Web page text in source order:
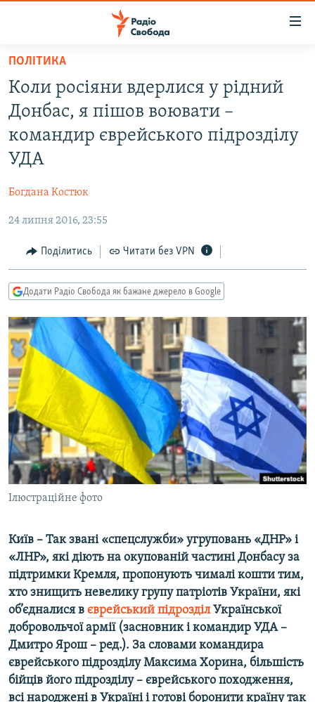
Перейти
основного
матеріалу
до
основної
Перейти
до
ВСЕ ЗА ДОБУ
ПОЛІТИКА
КУЛЬТУРА
СПОРТ
СВІТ
ВІЙНА
ДОНБАС.РЕАЛІЇ
КРИМ.РЕАЛІЇ
ТИ ЯК?
КИТАЙ.ВИКЛИКИ
МУЛЬТИМЕДІА
ФОТО
СПЕЦПРОЄКТИ
ПОДКАСТИ
КРИМ РЕАЛІЇ
РУС
УКР
Усі сайти RFE/RL
ПОЛІТИКА
Коли росіяни вдерлися у рідний
Донбас, я пішов воювати –
командир єврейського підрозділу
УДА
Богдана Костюк
24 липня 2016, 23:55
Поділитись Читати без VPN
Додати Радіо Свобода як бажане джерело в Google
Ілюстраційне фото
Київ – Так звані «спецслужби» угруповань «ДНР» і
«ЛНР», які діють на окупованій частині Донбасу за
підтримки Кремля, пропонують чималі кошти тим,
хто знищить невелику групу патріотів України, які
об’єдналися в єврейський підрозділУкраїнської
добровольчої армії (засновник і командир УДА –
Дмитро Ярош – ред.). За словами командира
єврейського підрозділу Максима Хорина, більшість
бійців його підрозділу – єврейського походження,
всі народжені в Україні і готові боронити країну так